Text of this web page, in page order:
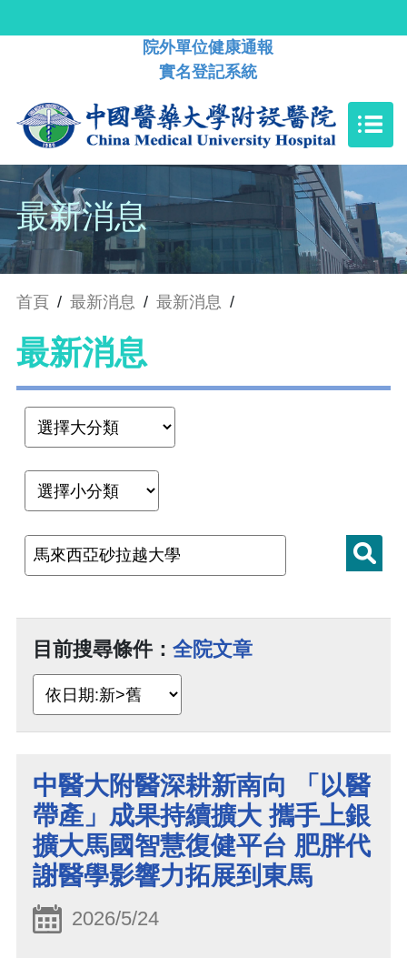
院外單位健康通報
實名登記系統
最新消息
首頁 / 最新消息 / 最新消息 /
最新消息
目前搜尋條件： 全院文章
中醫大附醫深耕新南向 「以醫
帶產」成果持續擴大 攜手上銀
擴大馬國智慧復健平台 肥胖代
謝醫學影響力拓展到東馬
2026/5/24